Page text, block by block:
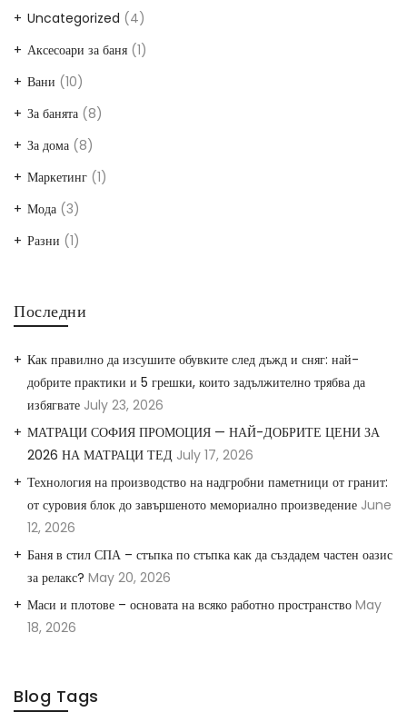
Uncategorized (4)
Аксесоари за баня (1)
Вани (10)
За банята (8)
За дома (8)
Маркетинг (1)
Мода (3)
Разни (1)
Последни
Как правилно да изсушите обувките след дъжд и сняг: най-
добрите практики и 5 грешки, които задължително трябва да
избягвате July 23, 2026
МАТРАЦИ СОФИЯ ПРОМОЦИЯ — НАЙ-ДОБРИТЕ ЦЕНИ ЗА
2026 НА МАТРАЦИ ТЕД July 17, 2026
Технология на производство на надгробни паметници от гранит:
от суровия блок до завършеното мемориално произведение June
12, 2026
Баня в стил СПА – стъпка по стъпка как да създадем частен оазис
за релакс? May 20, 2026
Маси и плотове – основата на всяко работно пространство May
18, 2026
Blog Tags